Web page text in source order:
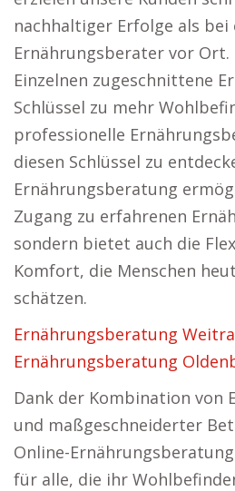
nachhaltiger Erfolge als
Ernährungsberater vor Ort.
Einzelnen zugeschnittene
Schlüssel zu mehr
professionelle
diesen Schlüssel zu
Ernährungsberatung
Zugang zu erfahrenen
sondern bietet auch die
Komfort, die Menschen
schätzen.
Ernährungsberatung Weitra
Ernährungsberatung
Dank der Kombination von
und maßgeschneiderter
Online-
für alle, die ihr